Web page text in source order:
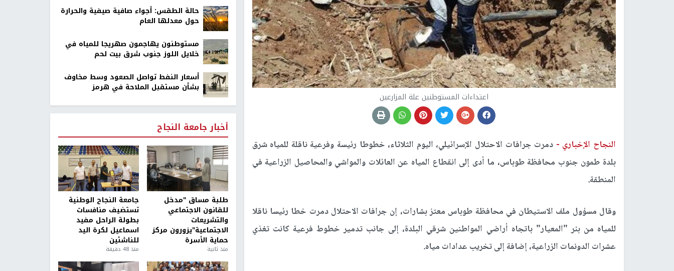
اعتداءات المستوطنين علة المزارعين
النجاح الإخباري - دمرت جرافات الاحتلال الإسرائيلي، اليوم الثلاثاء، خطوطا رئيسة وفرعية ناقلة للمياه شرق
بلدة طمون جنوب محافظة طوباس، ما أدى إلى انقطاع المياه عن العائلات والمواشي والمحاصيل الزراعية في
المنطقة.
وقال مسؤول ملف الاستيطان في محافظة طوباس معتز بشارات، إن جرافات الاحتلال دمرت خطا رئيسا ناقلا
للمياه من بئر "المعيار" باتجاه أراضي المواطنين شرقي البلدة، إلى جانب تدمير خطوط فرعية كانت تغذي
عشرات الدونمات الزراعية، إضافة إلى تخريب عدادات مياه.
حالة الطقس: أجواء صافية صيفية والحرارة
حول معدلها العام
مستوطنون يهاجمون صهريجا للمياه في
خلايل اللوز جنوب شرق بيت لحم
أسعار النفط تواصل الصعود وسط مخاوف
بشأن مستقبل الملاحة في هرمز
أخبار جامعة النجاح
طلبة مساق "مدخل
للقانون الاجتماعي
والتشريعات
الاجتماعية"يزورون مركز
حماية الأسرة
منذ ثانية
جامعة النجاح الوطنية
تستضيف منافسات
بطولة الراحل مفيد
اسماعيل لكرة اليد
للناشئين
منذ 48 دقيقة